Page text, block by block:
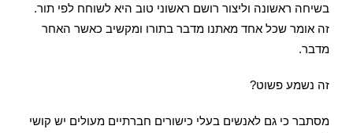
בשיחה ראשונה וליצור רושם ראשוני טוב היא לשוחח לפי תור.
זה אומר שכל אחד מאתנו מדבר בתורו ומקשיב כאשר האחר
מדבר.
זה נשמע פשוט?
מסתבר כי גם לאנשים בעלי כישורים חברתיים מעולים יש קושי